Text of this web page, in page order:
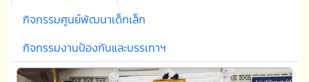
กิจกรรมศูนย์พัฒนาเด็กเล็ก
กิจกรรมงานป้องกันและบรรเทาฯ